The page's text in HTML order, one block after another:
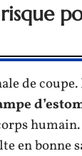
de coupe.
humain.
en bonne